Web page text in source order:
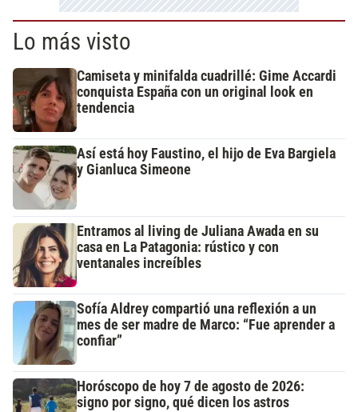
Lo más visto
Camiseta y minifalda cuadrillé: Gime Accardi
conquista España con un original look en
tendencia
Así está hoy Faustino, el hijo de Eva Bargiela
y Gianluca Simeone
Entramos al living de Juliana Awada en su
casa en La Patagonia: rústico y con
ventanales increíbles
Sofía Aldrey compartió una reflexión a un
mes de ser madre de Marco: “Fue aprender a
confiar”
Horóscopo de hoy 7 de agosto de 2026:
signo por signo, qué dicen los astros